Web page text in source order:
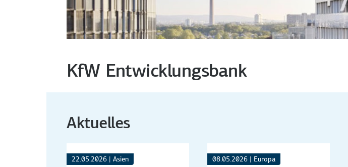
KfW Entwicklungsbank
Aktuelles
22.05.2026 | Asien 08.05.2026 | Europa